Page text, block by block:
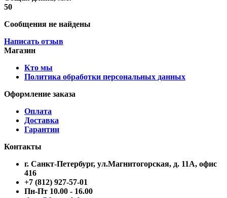
50
Сообщения не найдены
Написать отзыв
Магазин
Кто мы
Политика обработки персональных данных
Оформление заказа
Оплата
Доставка
Гарантии
Контакты
г. Санкт-Петербург, ул.Магнитогорская, д. 11А, офис
416
+7 (812) 927-57-01
Пн-Пт 10.00 - 16.00